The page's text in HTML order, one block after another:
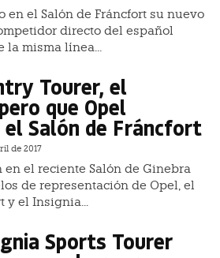
en el Salón de Fráncfort su nuevo
directo del español
la misma línea...
Tourer, el
que Opel
Salón de Fráncfort
de 2017
en el reciente Salón de Ginebra
de representación de Opel, el
y el Insignia...
Sports Tourer